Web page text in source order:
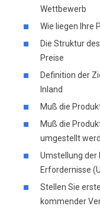
Wettbewerb
Wie liegen Ihre
Die Struktur
Preise
Definition der
Inland
Muß die
Muß die
umgestellt
Umstellung
Erfordernisse
Stellen Sie
kommender